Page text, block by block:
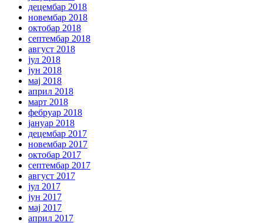
децембар 2018
новембар 2018
октобар 2018
септембар 2018
август 2018
јул 2018
јун 2018
мај 2018
април 2018
март 2018
фебруар 2018
јануар 2018
децембар 2017
новембар 2017
октобар 2017
септембар 2017
август 2017
јул 2017
јун 2017
мај 2017
април 2017